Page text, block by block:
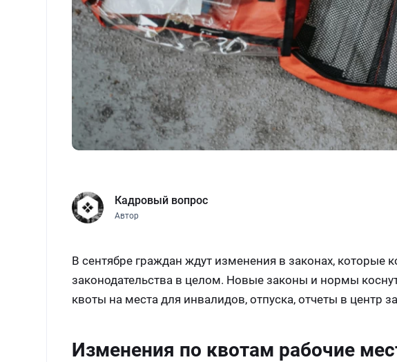
Кадровый вопрос
Автор
В сентябре граждан ждут изменения в законах, которые
законодательства в целом. Новые законы и нормы
квоты на места для инвалидов, отпуска, отчеты в центр
Изменения по квотам рабочие